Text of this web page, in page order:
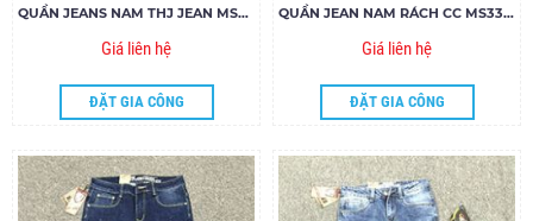
QUẦN JEANS NAM THJ JEAN MS434-G185
Giá liên hệ
ĐẶT GIA CÔNG
QUẦN JEAN NAM RÁCH CC MS338-V90
Giá liên hệ
ĐẶT GIA CÔNG